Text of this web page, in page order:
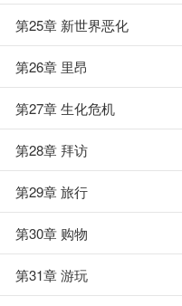
第25章 新世界恶化
第26章 里昂
第27章 生化危机
第28章 拜访
第29章 旅行
第30章 购物
第31章 游玩